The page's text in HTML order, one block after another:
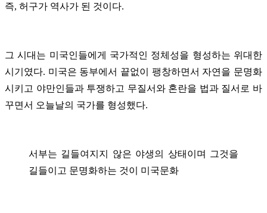
즉, 허구가 역사가 된 것이다.
그 시대는 미국인들에게 국가적인 정체성을 형성하는 위대한
시기였다. 미국은 동부에서 끝없이 팽창하면서 자연을 문명화
시키고 야만인들과 투쟁하고 무질서와 혼란을 법과 질서로 바
꾸면서 오늘날의 국가를 형성했다.
서부는 길들여지지 않은 야생의 상태이며 그것을
길들이고 문명화하는 것이 미국문화